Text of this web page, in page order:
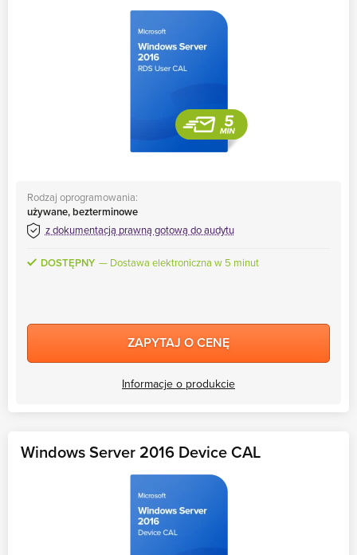
Rodzaj oprogramowania:
używane, bezterminowe
z dokumentacją prawną gotową do audytu
DOSTĘPNY Dostawa elektroniczna w 5 minut
ZAPYTAJ O CENĘ
Informacje o produkcie
Windows Server 2016 Device CAL